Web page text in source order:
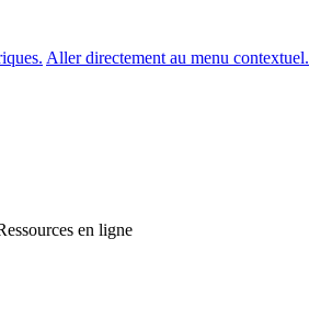
Aller directement au menu contextuel.
en ligne